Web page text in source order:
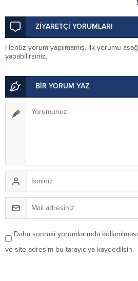
ZİYARETÇİ YORUMLARI
Henüz yorum yapılmamış. İlk yorumu
yapabilirsiniz.
BİR YORUM YAZ
Daha sonraki yorumlarımda
ve site adresim bu tarayıcıya kaydedilsin.